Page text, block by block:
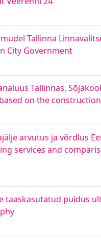
Tallinna
City Government
Tallinnas,
on the
arvutus ja võrdlus
services and
taaskasutatud puidus